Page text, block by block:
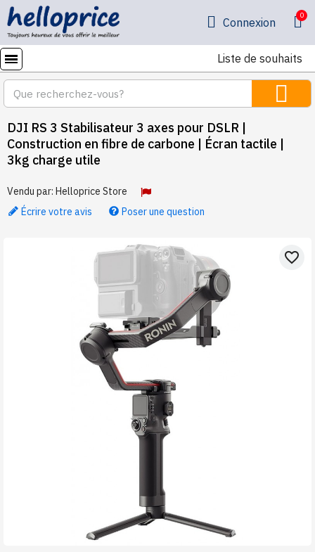
Connexion
Liste de souhaits
DJI RS 3 Stabilisateur 3 axes pour DSLR |
Construction en fibre de carbone | Écran tactile |
3kg charge utile
Vendu par: Helloprice Store
Écrire votre avis
Poser une question
favorite_border